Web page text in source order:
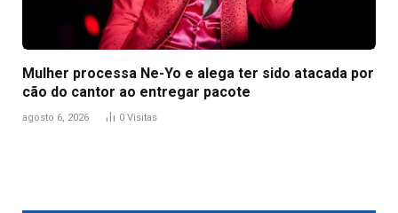
Mulher processa Ne-Yo e alega ter sido atacada por
cão do cantor ao entregar pacote
agosto 6, 2026 0 Visitas